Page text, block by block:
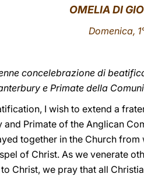
OMELIA DI
Domenica,
concelebrazione di
e Primate della
I wish to extend a
Primate of the Anglican
together in the Church
of Christ. As we venerate
Christ, we pray that all